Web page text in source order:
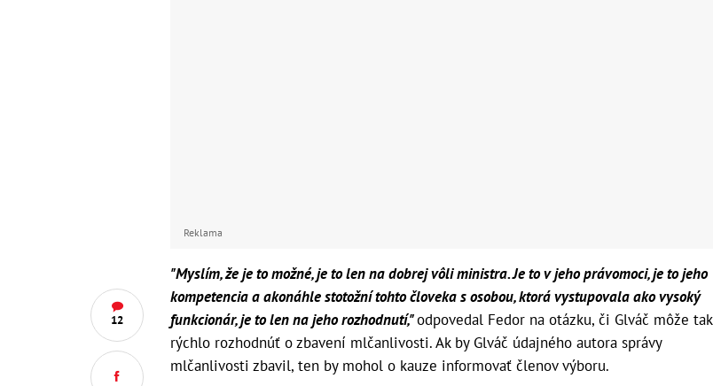
12
Reklama
"Myslím, že je to možné, je to len na dobrej vôli ministra. Je to v jeho právomoci, je to jeho
kompetencia a akonáhle stotožní tohto človeka s osobou, ktorá vystupovala ako vysoký
funkcionár, je to len na jeho rozhodnutí,"odpovedal Fedor na otázku, či Glváč môže tak
rýchlo rozhodnúť o zbavení mlčanlivosti. Ak by Glváč údajného autora správy
mlčanlivosti zbavil, ten by mohol o kauze informovať členov výboru.